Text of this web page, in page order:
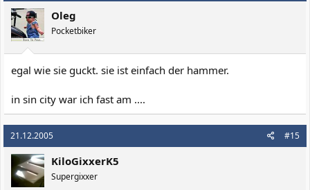
Oleg
Pocketbiker
egal wie sie guckt. sie ist einfach der hammer.
in sin city war ich fast am ....
21.12.2005 #15
KiloGixxerK5
Supergixxer